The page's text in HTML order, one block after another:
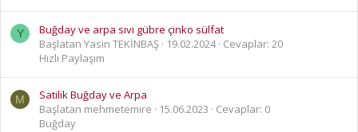
Y
Buğday ve arpa sıvı gübre çinko sülfat
Başlatan Yasin TEKİNBAŞ
19.02.2024 Cevaplar: 20
Hızlı Paylaşım
M
Satilik Buğday ve Arpa
Başlatan mehmetemire
15.06.2023
Cevaplar: 0
Buğday